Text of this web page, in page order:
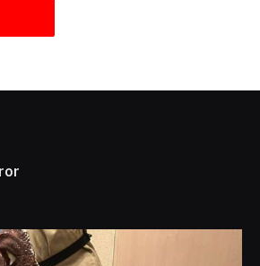
dobryhorror
Lis 1